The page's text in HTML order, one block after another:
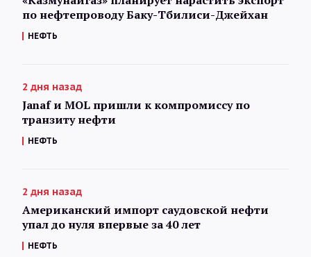
по нефтепроводу Баку-Тбилиси-Джейхан
НЕФТЬ
2 дня назад
Janaf и MOL пришли к компромиссу по
транзиту нефти
НЕФТЬ
2 дня назад
Американский импорт саудовской нефти
упал до нуля впервые за 40 лет
НЕФТЬ